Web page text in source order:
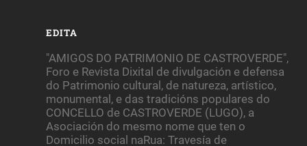
EDITA
"AMIGOS DO PATRIMONIO DE CASTROVERDE",
Foro e Revista Dixital de divulgación e defensa
do Patrimonio cultural, de natureza, artístico,
monumental, e das tradicións populares do
CONCELLO de CASTROVERDE (LUGO), a
Asociación do mesmo nome que ten o
Domicilio social naRua: Travesía de